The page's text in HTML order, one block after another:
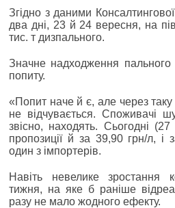
Згідно з даними
два дні, 23 й 24 вересня, на
тис. т дизпального.
Значне надходження пального
попиту.
«Попит наче й є, але через таку
не відчувається. Споживачі
звісно, находять. Сьогодні
пропозиції й за 39,90 грн/л, і
один з імпортерів.
Навіть невелике зростання
тижня, на яке б раніше
разу не мало жодного ефекту.